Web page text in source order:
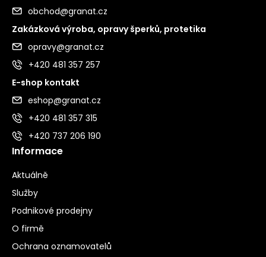
obchod@granat.cz
Zakázková výroba, opravy šperků, protetika
opravy@granat.cz
+420 481 357 257
E-shop kontakt
eshop@granat.cz
+420 481 357 315
+420 737 206 190
Informace
Aktuálně
Služby
Podnikové prodejny
O firmě
Ochrana oznamovatelů